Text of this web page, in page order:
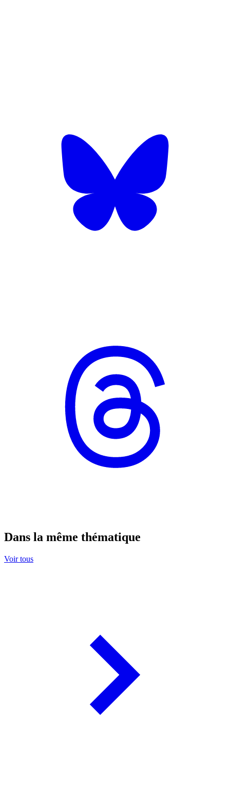
Dans la même thématique
Voir tous